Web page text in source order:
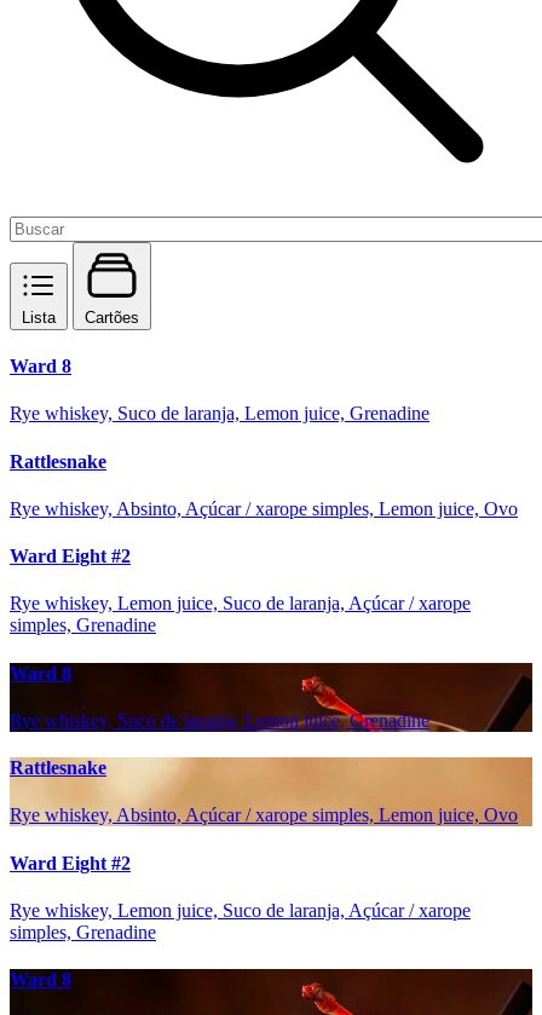
Lista Cartões
Ward 8
Rye whiskey, Suco de laranja, Lemon juice, Grenadine
Rattlesnake
Rye whiskey, Absinto, Açúcar / xarope simples, Lemon juice, Ovo
Ward Eight #2
Rye whiskey, Lemon juice, Suco de laranja, Açúcar / xarope
simples, Grenadine
Ward 8
Rye whiskey, Suco de laranja, Lemon juice, Grenadine
Rattlesnake
Rye whiskey, Absinto, Açúcar / xarope simples, Lemon juice, Ovo
Ward Eight #2
Rye whiskey, Lemon juice, Suco de laranja, Açúcar / xarope
simples, Grenadine
Ward 8